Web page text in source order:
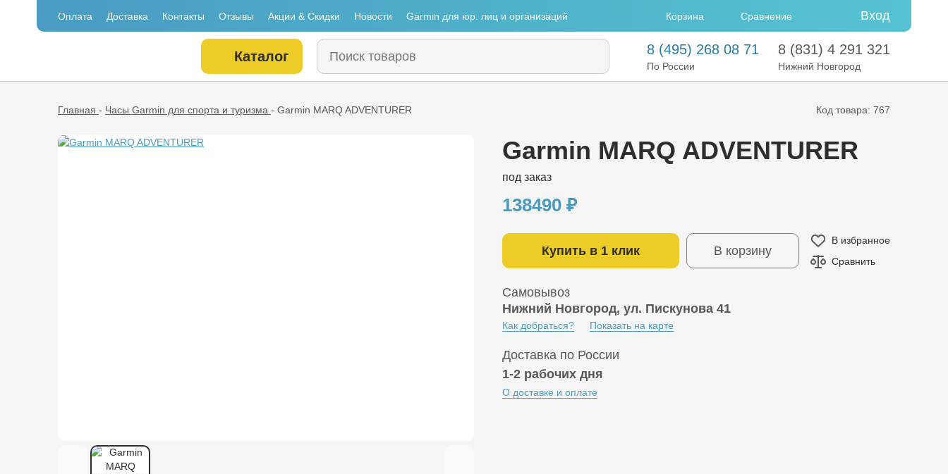
Оплата Доставка Контакты Отзывы Акции & Скидки Новости Garmin для юр. лиц и организаций Корзина Сравнение Вход
Каталог 8 (495) 268 08 71
По России
8 (831) 4 291 321
Нижний Новгород
Главная - Часы Garmin для спорта и туризма - Garmin MARQ ADVENTURER Код товара: 767
Garmin MARQ ADVENTURER
под заказ
138490 ₽
Купить в 1 клик В корзину
В избранное
Сравнить
Самовывоз
Нижний Новгород, ул. Пискунова 41
Как добраться? Показать на карте
Доставка по России
1-2 рабочих дня
О доставке и оплате